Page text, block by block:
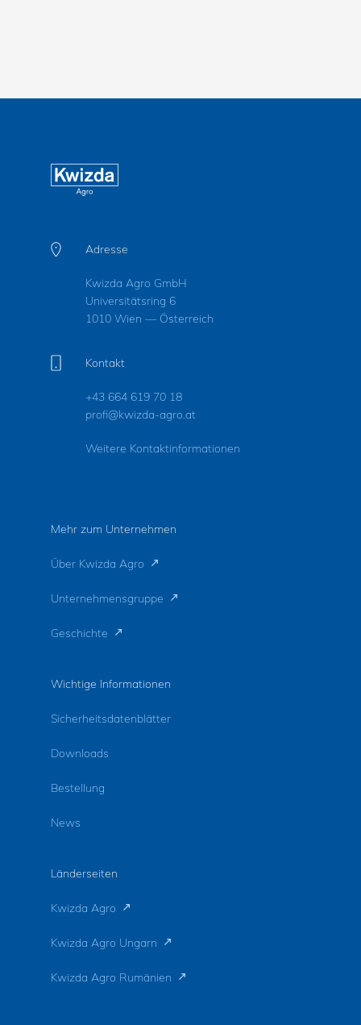
Adresse
Kwizda Agro GmbH
Universitätsring 6
1010 Wien — Österreich
Kontakt
+43 664 619 70 18
profi@kwizda-agro.at
Weitere Kontaktinformationen
Mehr zum Unternehmen
Über Kwizda Agro
Unternehmensgruppe
Geschichte
Wichtige Informationen
Sicherheitsdatenblätter
Downloads
Bestellung
News
Länderseiten
Kwizda Agro
Kwizda Agro Ungarn
Kwizda Agro Rumänien